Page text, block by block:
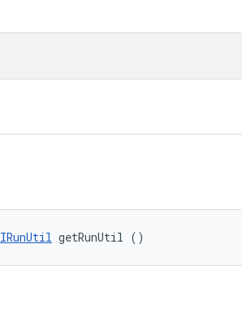
IRunUtil getRunUtil ()